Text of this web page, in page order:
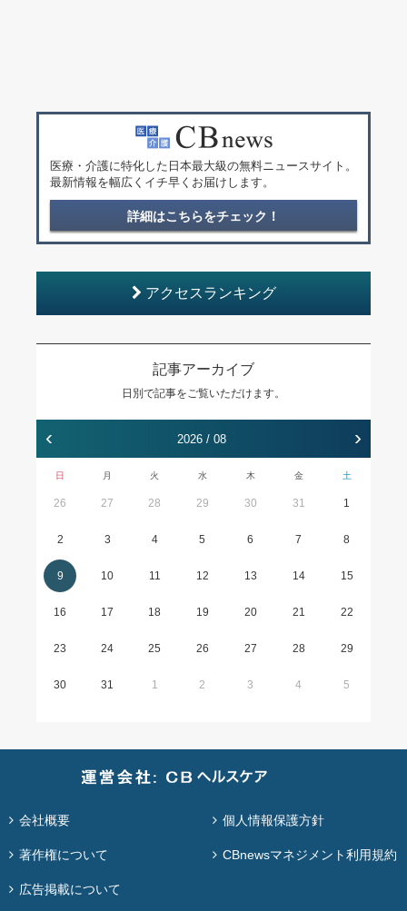
医療・介護に特化した日本最大級の無料ニュースサイト。
最新情報を幅広くイチ早くお届けします。
詳細はこちらをチェック！
アクセスランキング
記事アーカイブ
日別で記事をご覧いただけます。
‹ 2026 / 08 ›
日 月 火 水 木 金 土
26 27 28 29 30 31 1
2 3 4 5 6 7 8
9 10 11 12 13 14 15
16 17 18 19 20 21 22
23 24 25 26 27 28 29
30 31 1 2 3 4 5
会社概要 個人情報保護方針
著作権について CBnewsマネジメント利用規約
広告掲載について